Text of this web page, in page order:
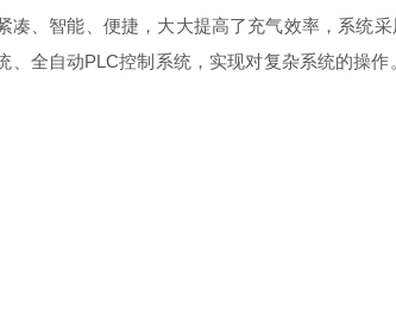
凑、智能、便捷，大大提高了充气效率，系统
、全自动PLC控制系统，实现对复杂系统的操